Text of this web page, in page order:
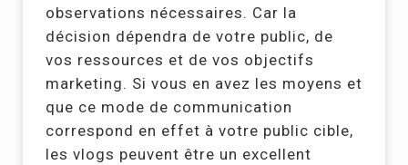
observations nécessaires. Car la
décision dépendra de votre public, de
vos ressources et de vos objectifs
marketing. Si vous en avez les moyens et
que ce mode de communication
correspond en effet à votre public cible,
les vlogs peuvent être un excellent